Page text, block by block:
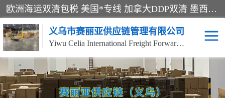
欧洲海运双清包税 美国*专线 加拿大DDP双清 墨西哥跨境空运 澳大利亚专线物流 跨境电商物流服务 国际快递到门服务 海运*渠道 一站式跨境物流解决方案 TikTok/SHEIN专线 电商平台FBA头程运输 国际铁路运输欧洲 UPS/DDHL/联邦快递跨境 美国双清到门物流 跨境*运输
义乌市赛丽亚供应链管理有限公司
Yiwu Celia International Freight Forwarding Co., Ltd
美森快船 欧洲卡航